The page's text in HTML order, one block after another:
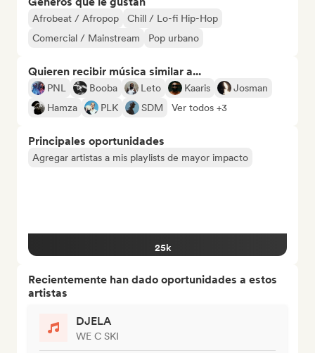
Afrobeat / Afropop
Chill / Lo-fi Hip-Hop
Comercial / Mainstream
Pop urbano
Quieren recibir música similar a...
PNL Booba Leto Kaaris
Josman
Hamza
PLK SDM Ver todos +3
Principales oportunidades
Agregar artistas a mis playlists de mayor impacto
25k
Recientemente han dado oportunidades a estos
artistas
DJELA
WE C SKI